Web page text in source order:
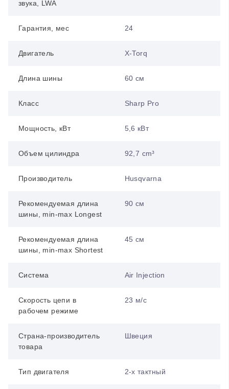
звука, LWA
Гарантия, мес 24
Двигатель X-Torq
Длина шины 60 см
Класс Sharp Pro
Мощность, кВт 5,6 кВт
Объем цилиндра 92,7 cm³
Производитель Husqvarna
Рекомендуемая длина
шины, min-max Longest
90 см
Рекомендуемая длина
шины, min-max Shortest
45 см
Система Air Injection
Скорость цепи в
рабочем режиме
23 м/с
Страна-производитель
товара
Швеция
Тип двигателя 2-х тактный